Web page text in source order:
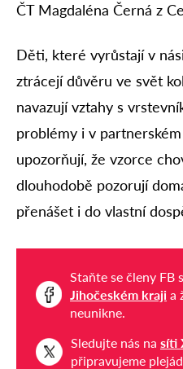
ČT Magdaléna Černá z
Děti, které vyrůstají v
ztrácejí důvěru ve svět
navazují vztahy s
problémy i v
upozorňují, že vzorce
dlouhodobě pozorují
přenášet i do vlastní
Staňte se členy FB
Jihočeském kraji a
neunikne.
Sledujte nás na síti
připravujeme